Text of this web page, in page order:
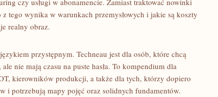
czy usługi w abonamencie. Zamiast traktować nowinki
tego wynika w warunkach przemysłowych i jakie są koszty
realny obraz.
przystępnym. Techneau jest dla osób, które chcą
nie mają czasu na puste hasła. To kompendium dla
kierowników produkcji, a także dla tych, którzy dopiero
i potrzebują mapy pojęć oraz solidnych fundamentów.